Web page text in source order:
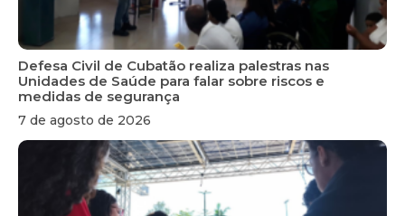
Defesa Civil de Cubatão realiza palestras nas
Unidades de Saúde para falar sobre riscos e
medidas de segurança
7 de agosto de 2026